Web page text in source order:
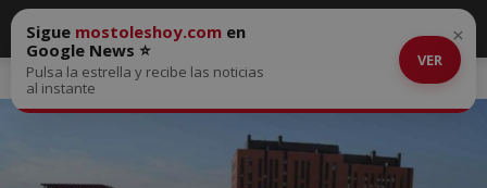
Inicio Noticias
Sigue mostoleshoy.com en
Google News ⭐
Pulsa la estrella y recibe las noticias
al instante
VER
×